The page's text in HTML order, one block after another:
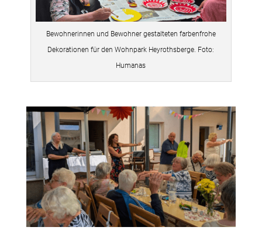
Bewohnerinnen und Bewohner gestalteten farbenfrohe
Dekorationen für den Wohnpark Heyrothsberge. Foto:
Humanas